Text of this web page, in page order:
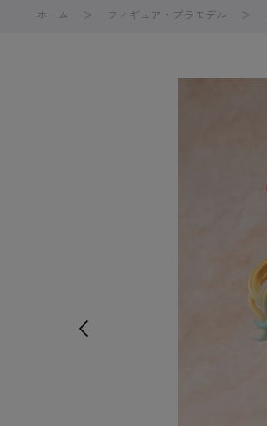
ホーム フィギュア・プラモデル